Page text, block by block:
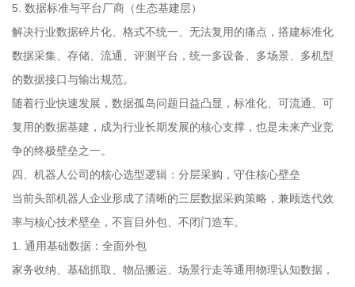
5. 数据标准与平台厂商（生态基建层）
解决行业数据碎片化、格式不统一、无法复用的痛点，搭建标准化
数据采集、存储、流通、评测平台，统一多设备、多场景、多机型
的数据接口与输出规范。
随着行业快速发展，数据孤岛问题日益凸显，标准化、可流通、可
复用的数据基建，成为行业长期发展的核心支撑，也是未来产业竞
争的终极壁垒之一。
四、机器人公司的核心选型逻辑：分层采购，守住核心壁垒
当前头部机器人企业形成了清晰的三层数据采购策略，兼顾迭代效
率与核心技术壁垒，不盲目外包、不闭门造车。
1. 通用基础数据：全面外包
家务收纳、基础抓取、物品搬运、场景行走等通用物理认知数据，